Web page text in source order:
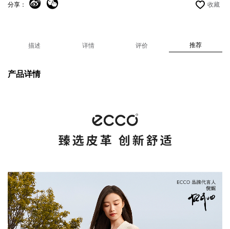
分享： 收藏
描述 详情 评价 推荐
产品详情